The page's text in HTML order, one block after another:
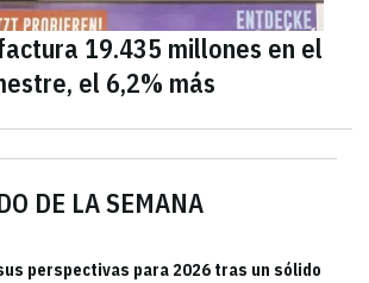
DE LA SEMANA
perspectivas para 2026 tras un sólido
19.435 millones en el
el 6,2% más